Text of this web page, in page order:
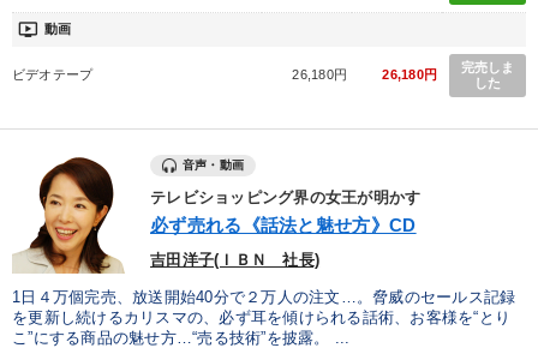
ondemand_video 動画
ビデオテープ 26,180円 26,180円
完売しま
した
音声・動画
テレビショッピング界の女王が明かす
必ず売れる《話法と魅せ方》CD
吉田洋子(ＩＢＮ 社長)
1日４万個完売、放送開始40分で２万人の注文…。脅威のセールス記録
を更新し続けるカリスマの、必ず耳を傾けられる話術、お客様を“とり
こ”にする商品の魅せ方…“売る技術”を披露。 ...